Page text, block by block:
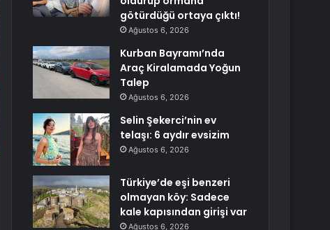
götürdüğü ortaya çıktı!
Ağustos 6, 2026
Kurban Bayramı’nda
Araç Kiralamada Yoğun
Talep
Ağustos 6, 2026
Selin Şekerci’nin ev
telaşı: 6 aydır evsizim
Ağustos 6, 2026
Türkiye’de eşi benzeri
olmayan köy: Sadece
kale kapısından girişi var
Ağustos 6, 2026